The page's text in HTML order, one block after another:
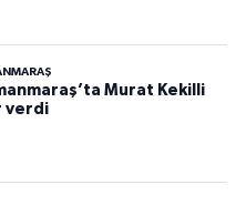
Murat Kekilli
verdi